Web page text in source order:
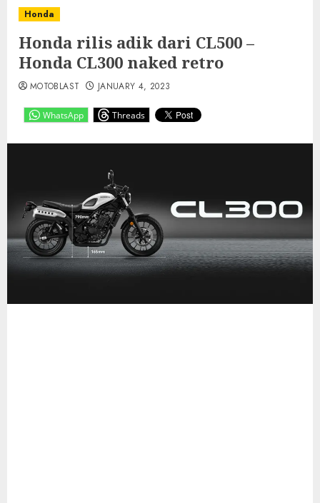
Honda
Honda rilis adik dari CL500 –
Honda CL300 naked retro
WhatsApp Threads
MOTOBLAST JANUARY 4, 2023